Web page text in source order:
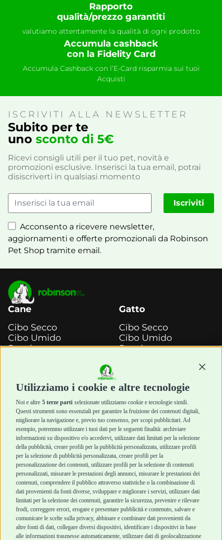
Utilizziamo i cookie e altre tecnologie
Noi e altre 5 terze parti selezionate utilizziamo cookie e tecnologie simili.
Questi strumenti sono essenziali per garantire la fruizione dei contenuti digitali,
migliorare la navigazione e, previo tuo consenso, per scopi pubblicitari. Ad
esempio, potremmo utilizzare i tuoi dati per le seguenti finalità: archiviare
informazioni su dispositivo e/o accedervi, utilizzare dati limitati per la selezione
della pubblicità, creare profili per la pubblicità personalizzata, utilizzare profili
per la selezione di pubblicità personalizzata, creare profili per la
personalizzazione dei contenuti, utilizzare profili per la selezione di contenuti
personalizzati, misurare le prestazioni degli annunci, misurare le prestazioni dei
contenuti, comprendere il pubblico attraverso statistiche o la combinazione di
dati provenienti da fonti diverse, sviluppare e migliorare i servizi, utilizzare dati
limitati per la selezione dei contenuti, garantire la sicurezza, prevenire e rilevare
frodi, correggere errori, erogare e presentare pubblicità e contenuto, salvare e
comunicare le scelte sulla privacy, abbinare e combinare dati provenienti da
altre fonti di dati, collegare diversi dispositivi, identificare i dispositivi in base
alle informazioni trasmesse automaticamente, utilizzare dati di geolocalizzazione
Rapporto
qualità/prezzo garantiti
valutiamo attentamente la qualità di ogni prodotto
Accumula cashback
con la Fidelity Card
Accumula Cashback con l’E-Card risparmia sui tuoi
Acquisti
ISCRIVITI ALLA NEWSLETTER
Subito per te
uno sconto di 5€
Ricevi consigli utili per il tuo pet, novità e
promozioni esclusive. Inserisci la tua email, potrai
disiscriverti in qualsiasi momento
Acconsento a ricevere newsletter,
aggiornamenti e offerte promozionali da Robinson
Pet Shop tramite email.
Iscriviti
Cane
Cibo Secco
Cibo Umido
Snack e
Igiene e Pulizia
Accessori
Cani Mini
Top Quality
Gatto
Cibo Secco
Cibo Umido
Snack e
Igiene e Pulizia
Accessori
Top Quality
Robinson Pet Shop
Chi siamo
Punti vendita
Marchi
Blog
Assistenza Robinson
Pet Shop
Offerte
Acquisti sicuri
Termini e condizioni
di vendita
Cashback
Metodi di
pagamento
Recesso e Reso
Spedizioni